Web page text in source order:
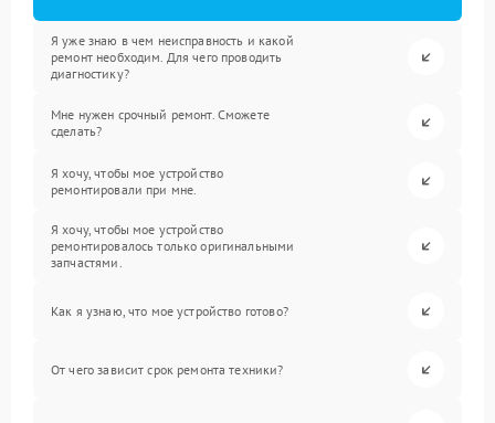
Я уже знаю в чем неисправность и какой
ремонт необходим. Для чего проводить
диагностику?
Мне нужен срочный ремонт. Сможете
сделать?
Я хочу, чтобы мое устройство
ремонтировали при мне.
Я хочу, чтобы мое устройство
ремонтировалось только оригинальными
запчастями.
Как я узнаю, что мое устройство готово?
От чего зависит срок ремонта техники?